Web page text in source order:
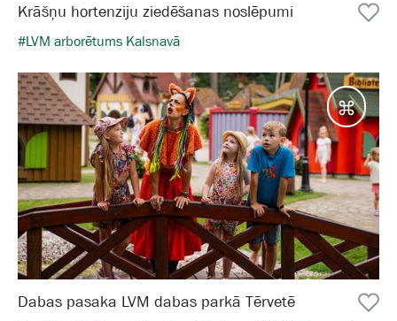
Krāšņu hortenziju ziedēšanas noslēpumi
#LVM arborētums Kalsnavā
Dabas pasaka LVM dabas parkā Tērvetē